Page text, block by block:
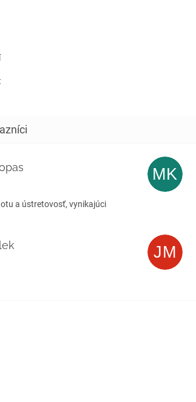
je 5 z 5 hviezdičiek.
a ústretovosť, vynikajúci
MK
je 5 z 5 hviezdičiek. JM